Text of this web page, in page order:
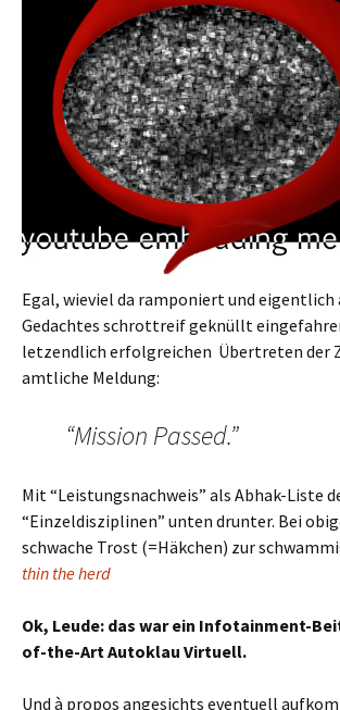
Egal, wieviel da ramponiert und eigentlich
Gedachtes schrottreif geknüllt
letzendlich erfolgreichen Übertreten der
amtliche Meldung:
“Mission Passed.”
Mit “Leistungsnachweis” als Abhak-Liste
“Einzeldisziplinen” unten drunter. Bei
schwache Trost (=Häkchen) zur
thin the herd
Ok, Leude: das war ein Infotainment-
of-the-Art Autoklau Virtuell.
Und à propos angesichts eventuell